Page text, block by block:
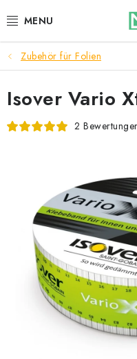
Inhalt
DACHFENSTER
DACHBODENTREPPE
HAUS UND GARTEN
IMPRESSUM
Reklamationen und
Richtlinien zur Verwendung
Datenschutzerklärung
Zubehör für Folien
Isover Vario
2